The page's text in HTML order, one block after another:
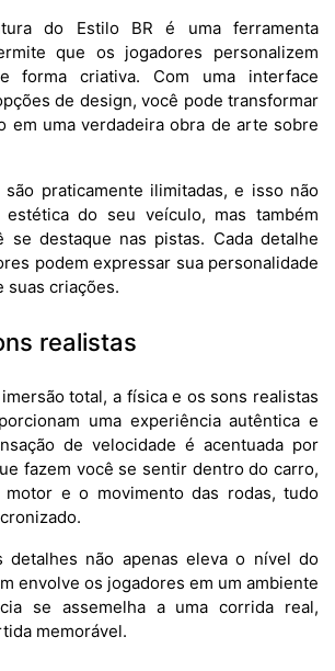
do Estilo BR é uma ferramenta
que os jogadores personalizem
forma criativa. Com uma interface
de design, você pode transformar
em uma verdadeira obra de arte sobre
são praticamente ilimitadas, e isso não
do seu veículo, mas também
se destaque nas pistas. Cada detalhe
podem expressar sua personalidade
suas criações.
realistas
total, a física e os sons realistas
uma experiência autêntica e
de velocidade é acentuada por
fazem você se sentir dentro do carro,
e o movimento das rodas, tudo
detalhes não apenas eleva o nível do
envolve os jogadores em um ambiente
se assemelha a uma corrida real,
memorável.